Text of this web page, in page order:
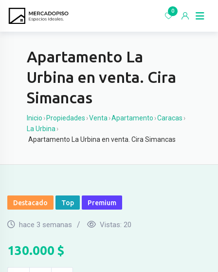
0
Apartamento La
Urbina en venta. Cira
Simancas
Inicio › Propiedades ›Venta ›Apartamento ›Caracas ›
La Urbina ›
Apartamento La Urbina en venta. Cira Simancas
Destacado Top Premium
hace 3 semanas Vistas: 20
130.000 $